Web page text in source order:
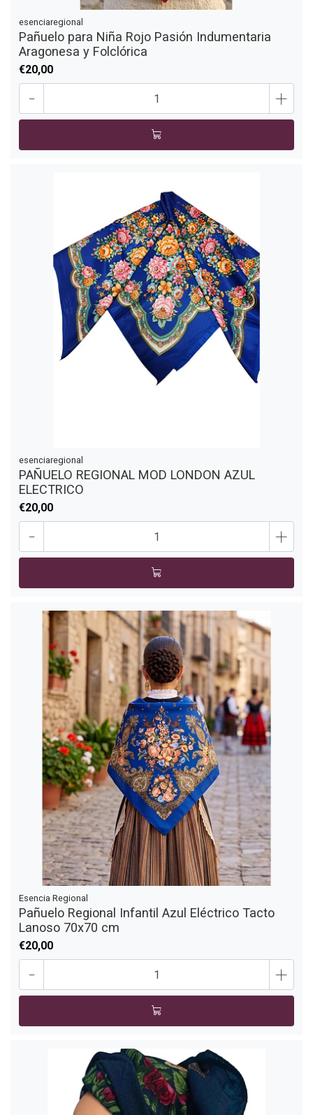
esenciaregional
Pañuelo para Niña Rojo Pasión Indumentaria
Aragonesa y Folclórica
€20,00
- +
esenciaregional
PAÑUELO REGIONAL MOD LONDON AZUL
ELECTRICO
€20,00
- +
Esencia Regional
Pañuelo Regional Infantil Azul Eléctrico Tacto
Lanoso 70x70 cm
€20,00
- +